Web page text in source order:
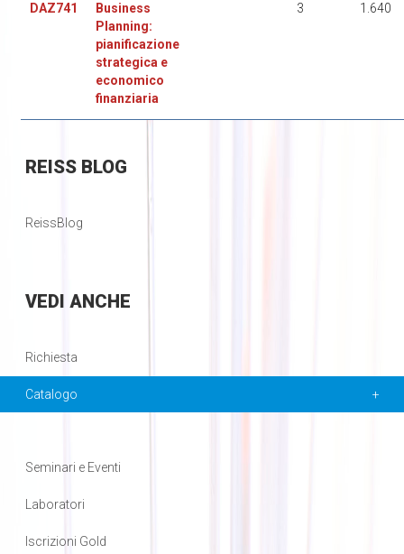
DAZ741
Business
Planning:
pianificazione
strategica e
economico
finanziaria
3 1.640
REISSBLOG
ReissBlog
VEDI ANCHE
Richiesta
Catalogo
Seminari e Eventi
Laboratori
Iscrizioni Gold